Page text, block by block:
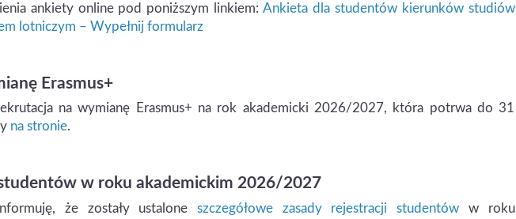
ankiety online pod poniższym linkiem: Ankieta dla studentów kierunków studiów
lotniczym – Wypełnij formularz
Erasmus+
na wymianę Erasmus+ na rok akademicki 2026/2027, która potrwa do 31
na stronie.
w roku akademickim 2026/2027
że zostały ustalone szczegółowe zasady rejestracji studentów w roku